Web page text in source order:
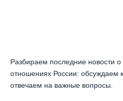
Разбираем последние новости
отношениях России: обсуждаем
отвечаем на важные вопросы.